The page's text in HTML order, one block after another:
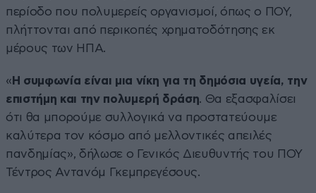
περίοδο που πολυμερείς οργανισμοί, όπως ο ΠΟΥ,
πλήττονται από περικοπές χρηματοδότησης εκ
μέρους των ΗΠΑ.
« Η συμφωνία είναι μια νίκη για τη δημόσια υγεία, την
επιστήμη και την πολυμερή δράση. Θα εξασφαλίσει
ότι θα μπορούμε συλλογικά να προστατεύουμε
καλύτερα τον κόσμο από μελλοντικές απειλές
πανδημίας», δήλωσε ο Γενικός Διευθυντής του ΠΟΥ
Τέντρος Αντανόμ Γκεμπρεγέσους.